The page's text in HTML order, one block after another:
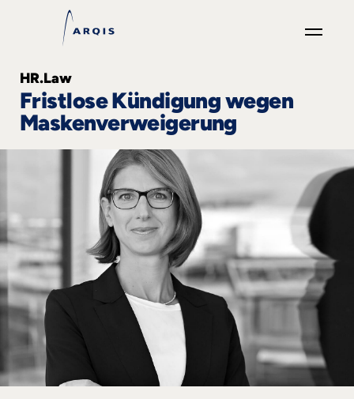
Fokusgruppen
&
Events
+
Karriere
+
HR.Law
Fristlose Kündigung wegen
Maskenverweigerung